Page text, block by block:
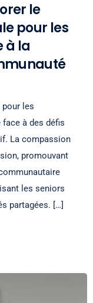
le
pour les
à la
les
à des défis
La compassion
promouvant
les seniors
partagées. […]